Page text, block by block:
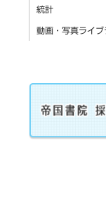
統計
動画・写真ライブ